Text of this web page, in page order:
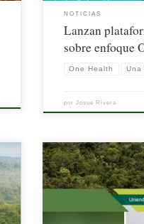
NOTICIAS
Lanzan
sobre enfoque
One Health Una
porJosue Rivera